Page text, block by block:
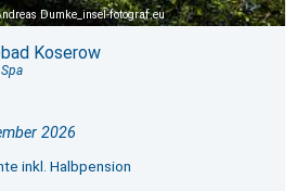
Dumke_insel-fotograf.eu
Koserow
2026
inkl. Halbpension